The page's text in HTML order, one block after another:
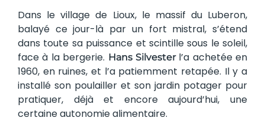
Dans le village de Lioux, le massif du Luberon,
balayé ce jour-là par un fort mistral, s’étend
dans toute sa puissance et scintille sous le soleil,
face à la bergerie. Hans Silvesterl’a achetée en
1960, en ruines, et l’a patiemment retapée. Il y a
installé son poulailler et son jardin potager pour
pratiquer, déjà et encore aujourd’hui, une
certaine autonomie alimentaire.